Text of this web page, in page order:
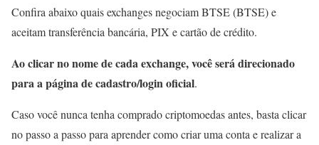
Confira abaixo quais exchanges negociam BTSE (BTSE) e
aceitam transferência bancária, PIX e cartão de crédito.
Ao clicar no nome de cada exchange, você será direcionado
para a página de cadastro/login oficial.
Caso você nunca tenha comprado criptomoedas antes, basta clicar
no passo a passo para aprender como criar uma conta e realizar a